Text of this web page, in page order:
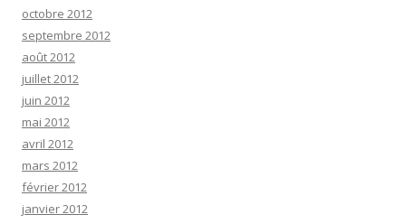
octobre 2012
septembre 2012
août 2012
juillet 2012
juin 2012
mai 2012
avril 2012
mars 2012
février 2012
janvier 2012